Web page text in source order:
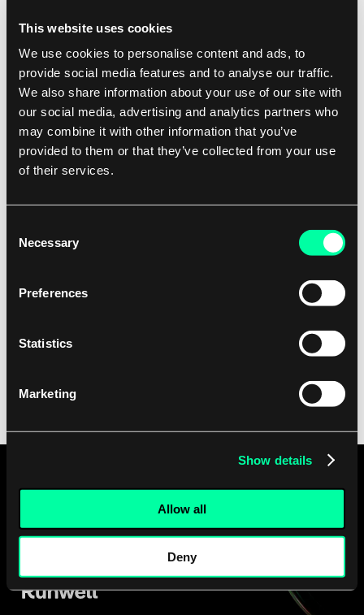
This website uses cookies
We use cookies to personalise content and ads, to
provide social media features and to analyse our traffic.
We also share information about your use of our site with
our social media, advertising and analytics partners who
may combine it with other information that you’ve
provided to them or that they’ve collected from your use
of their services.
Selection
Necessary
Preferences
Statistics
Marketing
Show details
Allow all
Deny
Czy chcesz podać nam więcej informacji o
projekcie? (optional)
Klikając "Wyślij" akceptujesz naszą politykę prywatności.